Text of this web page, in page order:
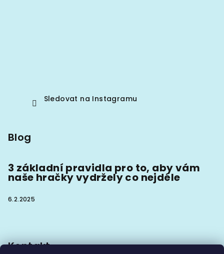
Sledovat na Instagramu
Blog
3 základní pravidla pro to, aby vám
naše hračky vydržely co nejdéle
6.2.2025
Kontakt